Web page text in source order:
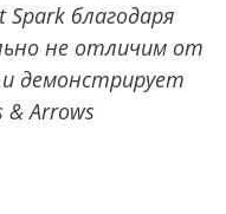
благодаря
не отличим от
демонстрирует
Arrows